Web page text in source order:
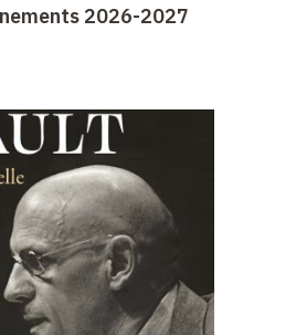
2026-2027